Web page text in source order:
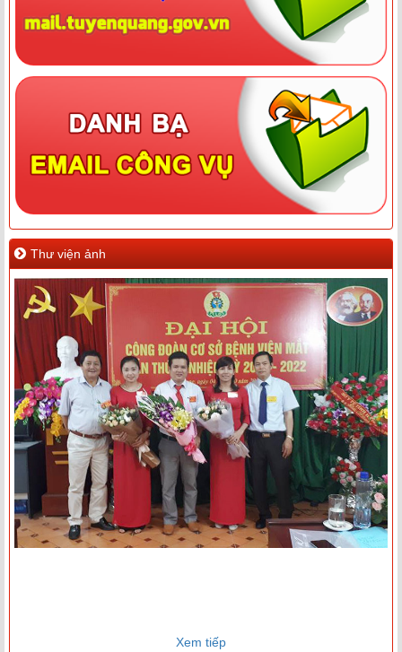
Thư viện ảnh
Xem tiếp